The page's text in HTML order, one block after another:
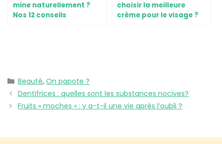
mine naturellement ?
Nos 12 conseils
choisir la meilleure
crème pour le visage ?
Beauté,On papote ?
Dentifrices : quelles sont les substances nocives?
Fruits « moches » : y a-t-il une vie après l’oubli ?